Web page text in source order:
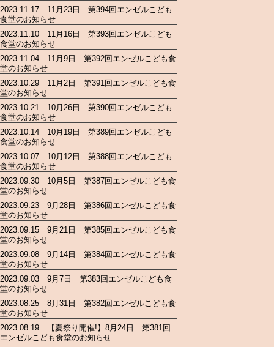
2023.11.17 11月23日 第394回エンゼルこども
食堂のお知らせ
2023.11.10 11月16日 第393回エンゼルこども
食堂のお知らせ
2023.11.04 11月9日 第392回エンゼルこども食
堂のお知らせ
2023.10.29 11月2日 第391回エンゼルこども食
堂のお知らせ
2023.10.21 10月26日 第390回エンゼルこども
食堂のお知らせ
2023.10.14 10月19日 第389回エンゼルこども
食堂のお知らせ
2023.10.07 10月12日 第388回エンゼルこども
食堂のお知らせ
2023.09.30 10月5日 第387回エンゼルこども食
堂のお知らせ
2023.09.23 9月28日 第386回エンゼルこども食
堂のお知らせ
2023.09.15 9月21日 第385回エンゼルこども食
堂のお知らせ
2023.09.08 9月14日 第384回エンゼルこども食
堂のお知らせ
2023.09.03 9月7日 第383回エンゼルこども食
堂のお知らせ
2023.08.25 8月31日 第382回エンゼルこども食
堂のお知らせ
2023.08.19 【夏祭り開催!】8月24日 第381回
エンゼルこども食堂のお知らせ